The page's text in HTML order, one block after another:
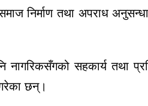
निर्माण तथा अपराध
नागरिकसँगको सहकार्य तथा
छन्।